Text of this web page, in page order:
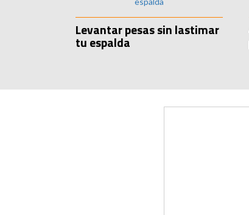
Levantar pesas sin lastimar
tu espalda